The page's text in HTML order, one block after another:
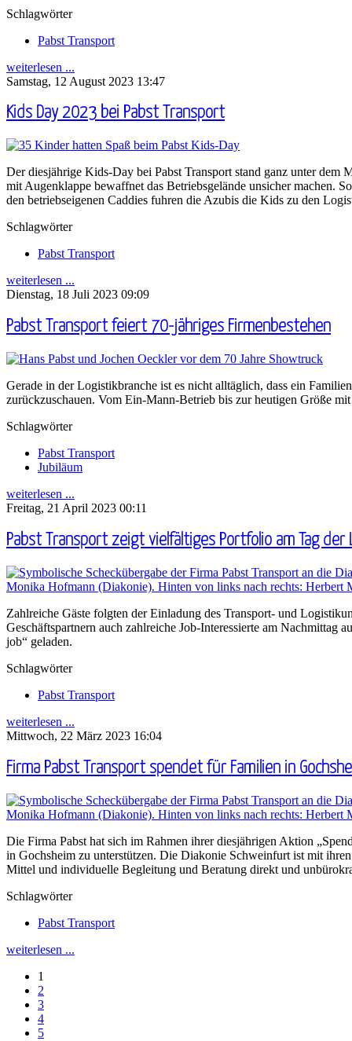
Schlagwörter
Pabst Transport
weiterlesen ...
Samstag, 12 August 2023 13:47
Kids Day 2023 bei Pabst Transport
Der diesjährige Kids-Day bei Pabst Transport stand ganz unter dem
mit Augenklappe bewaffnet das Betriebsgelände unsicher machen.
den betriebseigenen Caddies fuhren die Azubis die Kids zu den
Schlagwörter
Pabst Transport
weiterlesen ...
Dienstag, 18 Juli 2023 09:09
Pabst Transport feiert 70-jähriges Firmenbestehen
Gerade in der Logistikbranche ist es nicht alltäglich, dass ein
zurückzuschauen. Vom Ein-Mann-Betrieb bis zur heutigen Größe
Schlagwörter
Pabst Transport
Jubiläum
weiterlesen ...
Freitag, 21 April 2023 00:11
Pabst Transport zeigt vielfältiges Portfolio am Tag der
Zahlreiche Gäste folgten der Einladung des Transport- und
Geschäftspartnern auch zahlreiche Job-Interessierte am
job“ geladen.
Schlagwörter
Pabst Transport
weiterlesen ...
Mittwoch, 22 März 2023 16:04
Firma Pabst Transport spendet für Familien in
Die Firma Pabst hat sich im Rahmen ihrer diesjährigen Aktion
in Gochsheim zu unterstützen. Die Diakonie Schweinfurt ist mit
Mittel und individuelle Begleitung und Beratung direkt und
Schlagwörter
Pabst Transport
weiterlesen ...
1
2
3
4
5